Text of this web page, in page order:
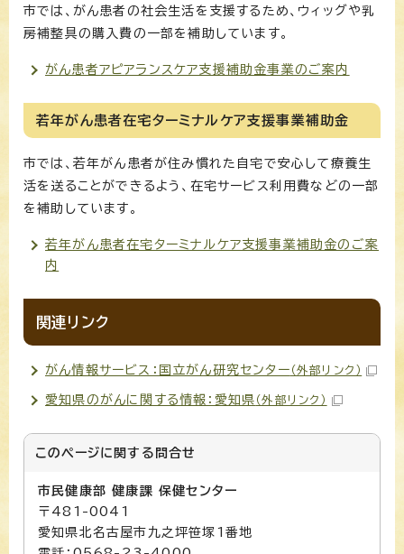
市では、がん患者の社会生活を支援するため、ウィッグや乳
房補整具の購入費の一部を補助しています。
がん患者アピアランスケア支援補助金事業のご案内
若年がん患者在宅ターミナルケア支援事業補助金
市では、若年がん患者が住み慣れた自宅で安心して療養生
活を送ることができるよう、在宅サービス利用費などの一部
を補助しています。
若年がん患者在宅ターミナルケア支援事業補助金のご案
内
関連リンク
がん情報サービス：国立がん研究センター （外部リンク）
愛知県のがんに関する情報：愛知県 （外部リンク）
このページに関する 問合せ
市民健康部 健康課 保健センター
〒481-0041
愛知県北名古屋市九之坪笹塚1番地